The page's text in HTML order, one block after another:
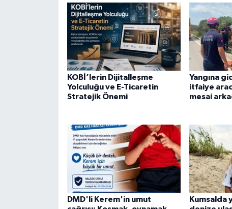
KOBİ’lerin Dijitalleşme
Yolculuğu ve E-Ticaretin
Stratejik Önemi
Yangına
itfaiye
mesai
DMD'li Kerem'in umut
Kumsalda